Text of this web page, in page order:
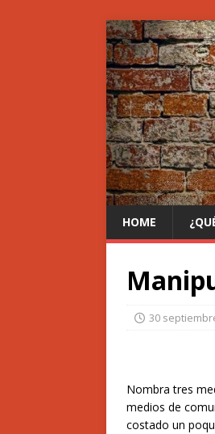
HOME
30
Nombra tres
medios de
costado un